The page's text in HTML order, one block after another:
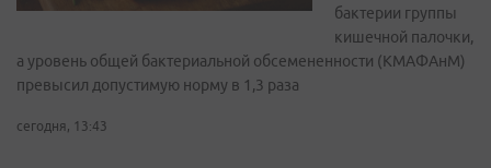
бактерии группы
кишечной палочки,
а уровень общей бактериальной обсемененности (КМАФАнМ)
превысил допустимую норму в 1,3 раза
сегодня, 13:43